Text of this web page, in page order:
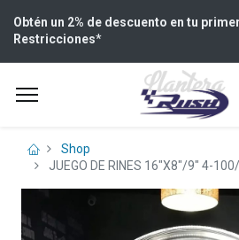
Obtén un 2% de descuento en tu
Restricciones*
Shop
JUEGO DE RINES 16"X8"/9" 4-